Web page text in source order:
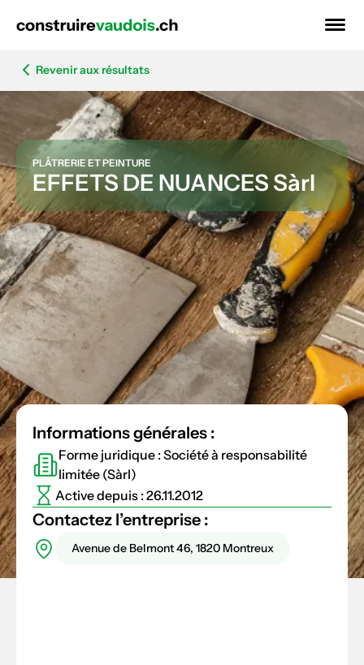
Revenir aux résultats
PLÂTRERIE ET PEINTURE
EFFETS DE NUANCES Sàrl
Informations générales :
Forme juridique : Société à responsabilité
limitée (Sàrl)
Active depuis : 26.11.2012
Contactez l’entreprise :
Avenue de Belmont 46, 1820 Montreux